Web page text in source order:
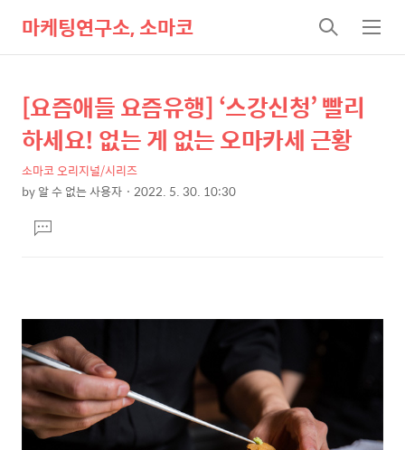
마케팅연구소, 소마코
검
색
메
뉴
상
세
텐
본
문
제
목
[요즘애들 요즘유행] ‘스강신청’ 빨리
하세요! 없는 게 없는 오마카세 근황
소마코 오리지널/시리즈
by알 수 없는 사용자 2022. 5. 30. 10:30
문댓
글